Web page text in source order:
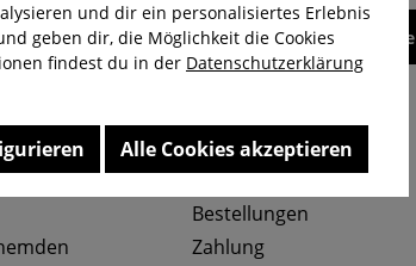
ab 29,-€ Lieferzeit 1-3 Werktage
Service & FAQ
Größentabellen
Bestellungen
Zahlung
und dir ein personalisiertes Erlebnis
geben dir, die Möglichkeit die Cookies
findest du in der Datenschutzerklärung
Alle Cookies akzeptieren